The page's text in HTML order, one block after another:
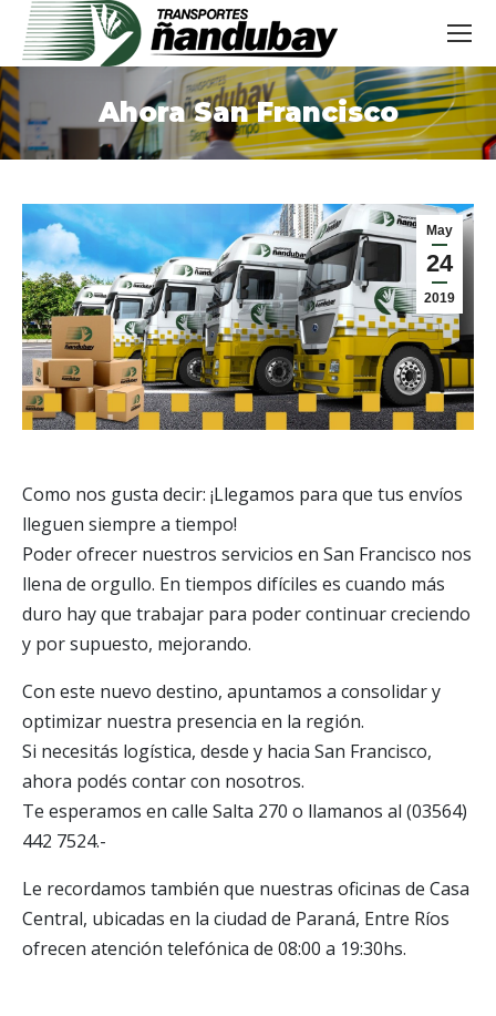
Ahora San Francisco
Estás aquí:
May
24
2019
Como nos gusta decir: ¡Llegamos para que tus envíos
lleguen siempre a tiempo!
Poder ofrecer nuestros servicios en San Francisco nos
llena de orgullo. En tiempos difíciles es cuando más
duro hay que trabajar para poder continuar creciendo
y por supuesto, mejorando.
Con este nuevo destino, apuntamos a consolidar y
optimizar nuestra presencia en la región.
Si necesitás logística, desde y hacia San Francisco,
ahora podés contar con nosotros.
Te esperamos en calle Salta 270 o llamanos al (03564)
442 7524.-
Le recordamos también que nuestras oficinas de Casa
Central, ubicadas en la ciudad de Paraná, Entre Ríos
ofrecen atención telefónica de 08:00 a 19:30hs.